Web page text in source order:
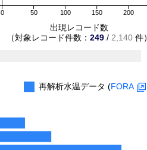
0 50 100 150 200
出現レコード数
（対象レコード件数： 249 / 2,140 件
再解析水温データ (FORA